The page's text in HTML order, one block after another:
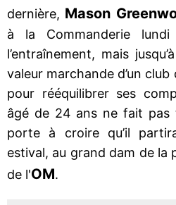
dernière, Mason
à la Commanderie
l’entraînement, mais
valeur marchande d’un
pour rééquilibrer ses
âgé de 24 ans ne fait
porte à croire qu’il
estival, au grand dam de la
de l'OM.